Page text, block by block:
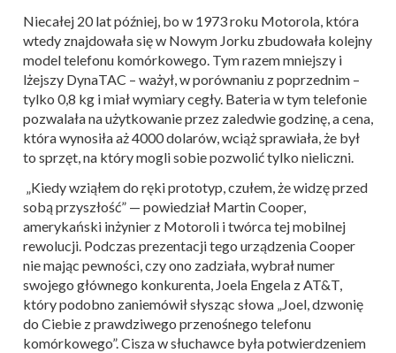
Niecałej 20 lat później, bo w 1973 roku Motorola, która
wtedy znajdowała się w Nowym Jorku zbudowała kolejny
model telefonu komórkowego. Tym razem mniejszy i
lżejszy DynaTAC – ważył, w porównaniu z poprzednim –
tylko 0,8 kg i miał wymiary cegły. Bateria w tym telefonie
pozwalała na użytkowanie przez zaledwie godzinę, a cena,
która wynosiła aż 4000 dolarów, wciąż sprawiała, że był
to sprzęt, na który mogli sobie pozwolić tylko nieliczni.
„Kiedy wziąłem do ręki prototyp, czułem, że widzę przed
sobą przyszłość” — powiedział Martin Cooper,
amerykański inżynier z Motoroli i twórca tej mobilnej
rewolucji. Podczas prezentacji tego urządzenia Cooper
nie mając pewności, czy ono zadziała, wybrał numer
swojego głównego konkurenta, Joela Engela z AT&T,
który podobno zaniemówił słysząc słowa „Joel, dzwonię
do Ciebie z prawdziwego przenośnego telefonu
komórkowego”. Cisza w słuchawce była potwierdzeniem